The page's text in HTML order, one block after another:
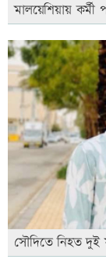
মালয়েশিয়ায়
সৌদিতে নিহত দুই